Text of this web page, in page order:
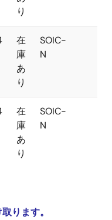
り
在
庫
あ
り
SOIC-
N
在
庫
あ
り
SOIC-
N
ります。